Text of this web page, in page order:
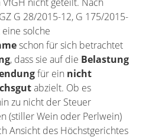
G 28/2015-12, G 175/2015-
solche
schon für sich betrachtet
, dass sie auf die Belastung
für ein nicht
abzielt. Ob es
zu nicht der Steuer
(stiller Wein oder Perlwein)
Ansicht des Höchstgerichtes